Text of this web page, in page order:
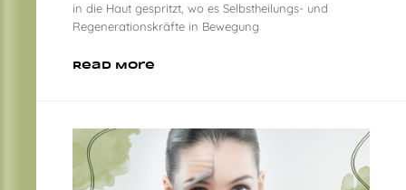
in die Haut gespritzt, wo es Selbstheilungs- und
Regenerationskräfte in Bewegung
Read More